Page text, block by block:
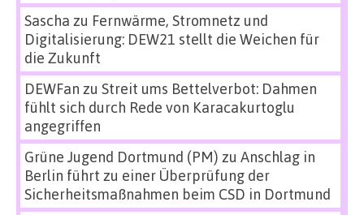
Sascha zu Fernwärme, Stromnetz und
Digitalisierung: DEW21 stellt die Weichen für
die Zukunft
DEWFan zu Streit ums Bettelverbot: Dahmen
fühlt sich durch Rede von Karacakurtoglu
angegriffen
Grüne Jugend Dortmund (PM) zu Anschlag in
Berlin führt zu einer Überprüfung der
Sicherheitsmaßnahmen beim CSD in Dortmund